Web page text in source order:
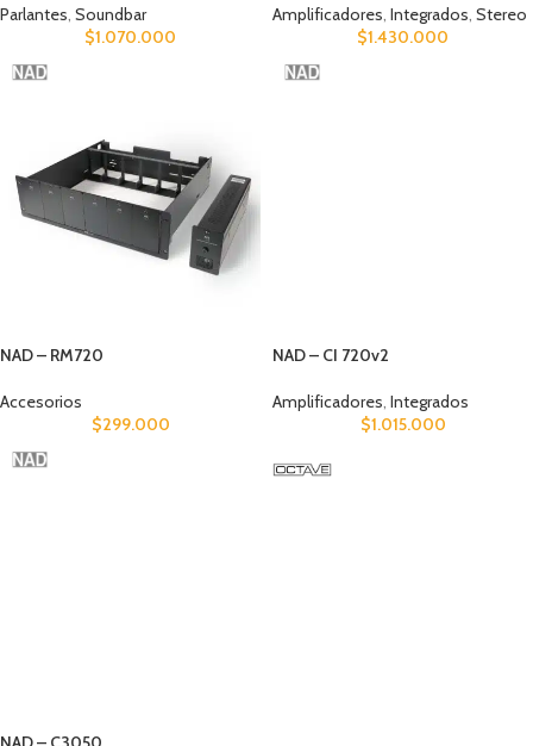
Parlantes, Soundbar
$1.070.000
Amplificadores, Integrados, Stereo
$1.430.000
NAD – RM720
Accesorios
$299.000
NAD – CI 720v2
Amplificadores, Integrados
$1.015.000